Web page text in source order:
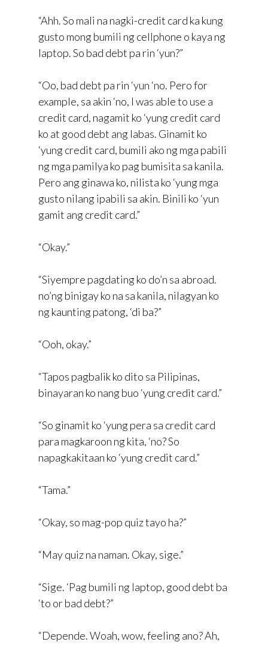
“Ahh. So mali na nagki-credit card ka kung
gusto mong bumili ng cellphone o kaya ng
laptop. So bad debt pa rin ‘yun?”
“Oo, bad debt pa rin ‘yun ‘no. Pero for
example, sa akin ‘no, I was able to use a
credit card, nagamit ko ‘yung credit card
ko at good debt ang labas. Ginamit ko
‘yung credit card, bumili ako ng mga pabili
ng mga pamilya ko pag bumisita sa kanila.
Pero ang ginawa ko, nilista ko ‘yung mga
gusto nilang ipabili sa akin. Binili ko ‘yun
gamit ang credit card.”
“Okay.”
“Siyempre pagdating ko do’n sa abroad.
no’ng binigay ko na sa kanila, nilagyan ko
ng kaunting patong, ‘di ba?”
“Ooh, okay.”
“Tapos pagbalik ko dito sa Pilipinas,
binayaran ko nang buo ‘yung credit card.”
“So ginamit ko ‘yung pera sa credit card
para magkaroon ng kita, ‘no? So
napagkakitaan ko ‘yung credit card.”
“Tama.”
“Okay, so mag-pop quiz tayo ha?”
“May quiz na naman. Okay, sige.”
“Sige. ‘Pag bumili ng laptop, good debt ba
‘to or bad debt?”
“Depende. Woah, wow, feeling ano? Ah,